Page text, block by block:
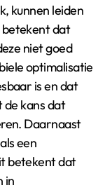
kunnen leiden
dat
niet goed
optimalisatie
is en dat
de kans dat
Daarnaast
een
betekent dat
in